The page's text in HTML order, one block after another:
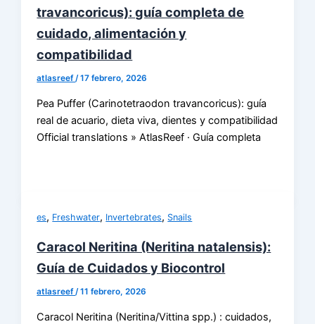
travancoricus): guía completa de
cuidado, alimentación y
compatibilidad
atlasreef/17 febrero, 2026
Pea Puffer (Carinotetraodon travancoricus): guía
real de acuario, dieta viva, dientes y compatibilidad
Official translations » AtlasReef · Guía completa
es, Freshwater, Invertebrates, Snails
Caracol Neritina (Neritina natalensis):
Guía de Cuidados y Biocontrol
atlasreef/11 febrero, 2026
Caracol Neritina (Neritina/Vittina spp.) : cuidados,